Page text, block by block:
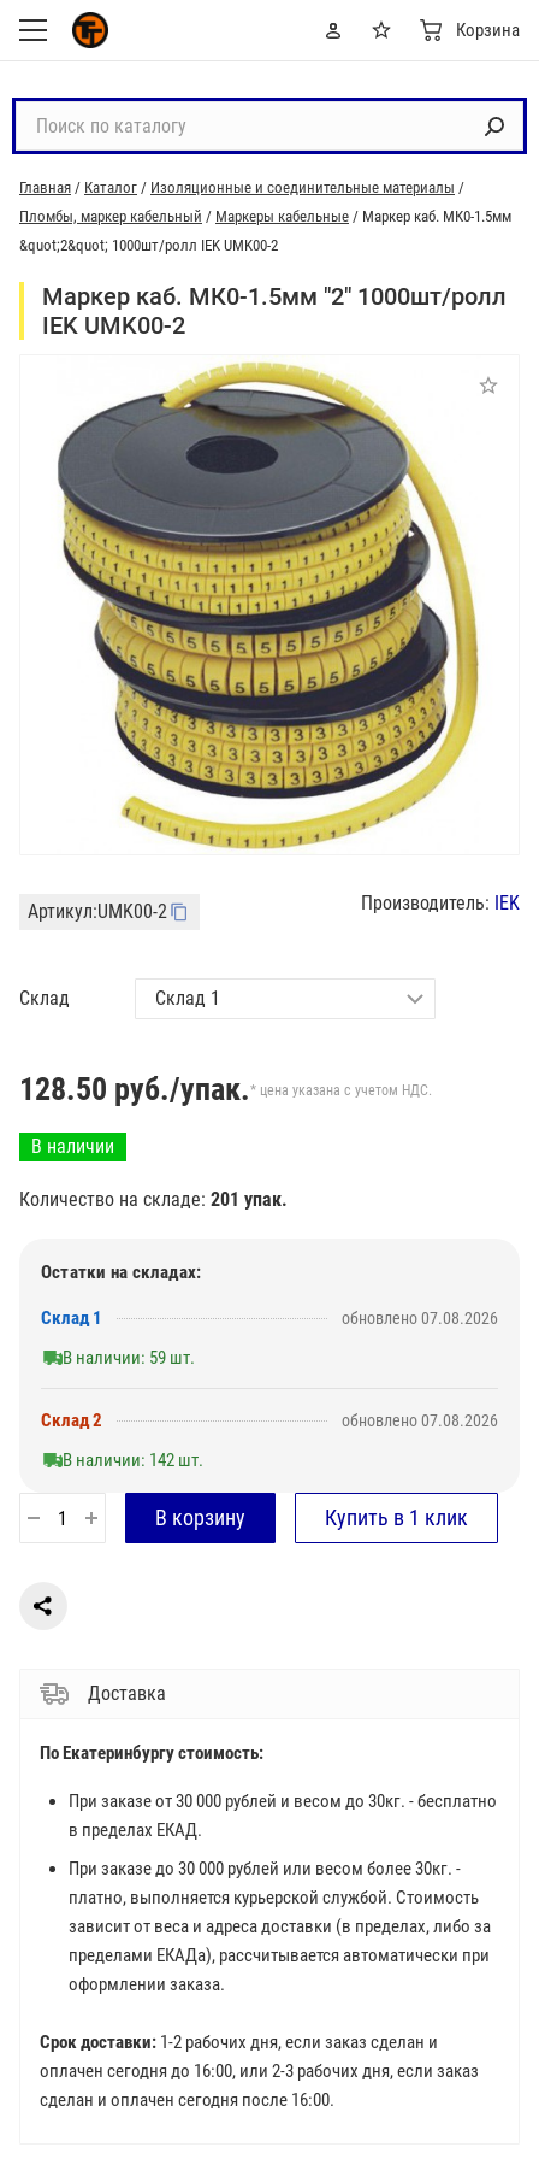
Корзина
с
к
п
о
а
Главная / Каталог / Изоляционные и соединительные материалы /
Пломбы, маркер кабельный / Маркеры кабельные / Маркер каб. МК0-1.5мм
&quot;2&quot; 1000шт/ролл IEK UMK00-2
Маркер каб. МК0-1.5мм "2" 1000шт/ролл
IEK UMK00-2
Артикул:UMK00-2 Производитель: IEK
Склад
128.50 руб./упак.* цена указана с учетом НДС.
В наличии
Количество на складе: 201 упак.
Остатки на складах:
Склад 1 обновлено 07.08.2026
В наличии: 59 шт.
Склад 2 обновлено 07.08.2026
В наличии: 142 шт.
Доставка
По Екатеринбургу стоимость:
При заказе от 30 000 рублей и весом до 30кг. - бесплатно
в пределах ЕКАД.
При заказе до 30 000 рублей или весом более 30кг. -
платно, выполняется курьерской службой. Стоимость
зависит от веса и адреса доставки (в пределах, либо за
пределами ЕКАДа), рассчитывается автоматически при
оформлении заказа.
Срок доставки: 1-2 рабочих дня, если заказ сделан и
оплачен сегодня до 16:00, или 2-3 рабочих дня, если заказ
сделан и оплачен сегодня после 16:00.